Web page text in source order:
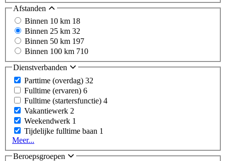
Afstanden
Binnen 10 km 18
Binnen 25 km 32
Binnen 50 km 197
Binnen 100 km 710
Dienstverbanden
Parttime (overdag) 32
Fulltime (ervaren) 6
Fulltime (startersfunctie) 4
Vakantiewerk 2
Weekendwerk 1
Tijdelijke fulltime baan 1
Meer...
Beroepsgroepen